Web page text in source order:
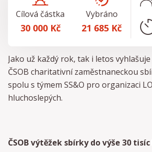
Cílová částka
30 000 Kč
Vybráno
21 685 Kč
Jako už každý rok, tak i letos
ČSOB charitativní zaměstnaneckou
spolu s týmem SS&O pro organizaci
hluchoslepých.
ČSOB výtěžek sbírky do výše 30